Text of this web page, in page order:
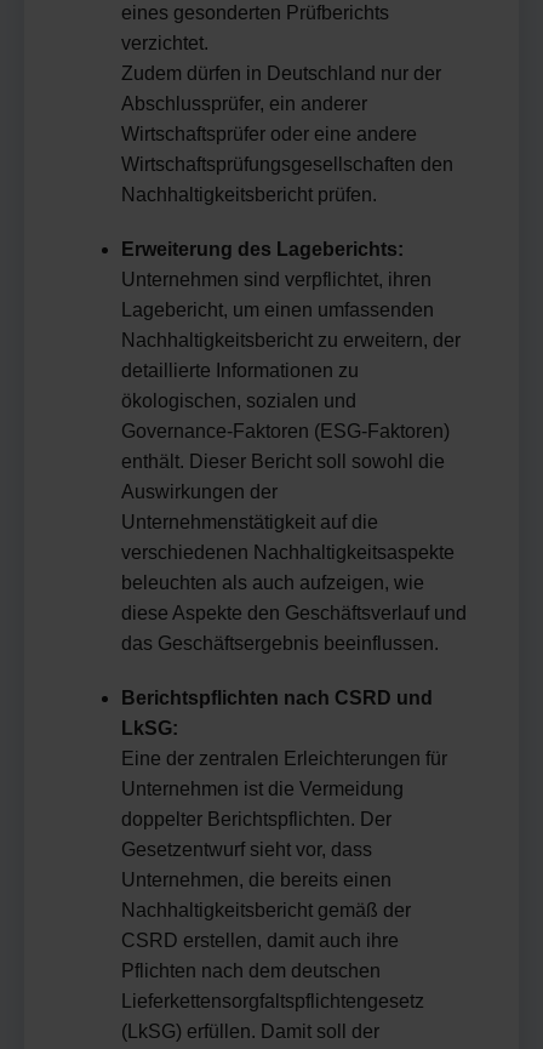
eines gesonderten Prüfberichts
verzichtet.
Zudem dürfen in Deutschland nur der
Abschlussprüfer, ein anderer
Wirtschaftsprüfer oder eine andere
Wirtschaftsprüfungsgesellschaften den
Nachhaltigkeitsbericht prüfen.
Erweiterung des Lageberichts:
Unternehmen sind verpflichtet, ihren
Lagebericht, um einen umfassenden
Nachhaltigkeitsbericht zu erweitern, der
detaillierte Informationen zu
ökologischen, sozialen und
Governance-Faktoren (ESG-Faktoren)
enthält. Dieser Bericht soll sowohl die
Auswirkungen der
Unternehmenstätigkeit auf die
verschiedenen Nachhaltigkeitsaspekte
beleuchten als auch aufzeigen, wie
diese Aspekte den Geschäftsverlauf und
das Geschäftsergebnis beeinflussen.
Berichtspflichten nach CSRD und
LkSG:
Eine der zentralen Erleichterungen für
Unternehmen ist die Vermeidung
doppelter Berichtspflichten. Der
Gesetzentwurf sieht vor, dass
Unternehmen, die bereits einen
Nachhaltigkeitsbericht gemäß der
CSRD erstellen, damit auch ihre
Pflichten nach dem deutschen
Lieferkettensorgfaltspflichtengesetz
(LkSG) erfüllen. Damit soll der